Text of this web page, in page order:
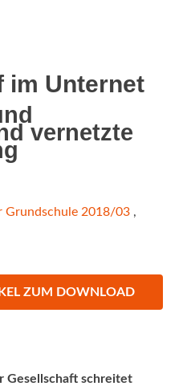
im Unternet
vernetzte
Grundschule 2018/03 ,
ZUM DOWNLOAD
Gesellschaft schreitet